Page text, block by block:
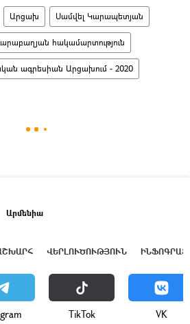
Արցախ Սամվել Կարապետյան
հակամարտություն
ագրեսիան Արցախում - 2020
Արմենիա
ՎԵՐԼՈՒԾՈՒԹՅՈՒՆ
ТikТоk VK